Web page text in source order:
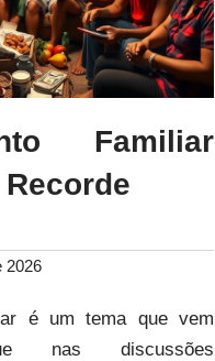
Familiar
2026
é um tema que vem
nas discussões